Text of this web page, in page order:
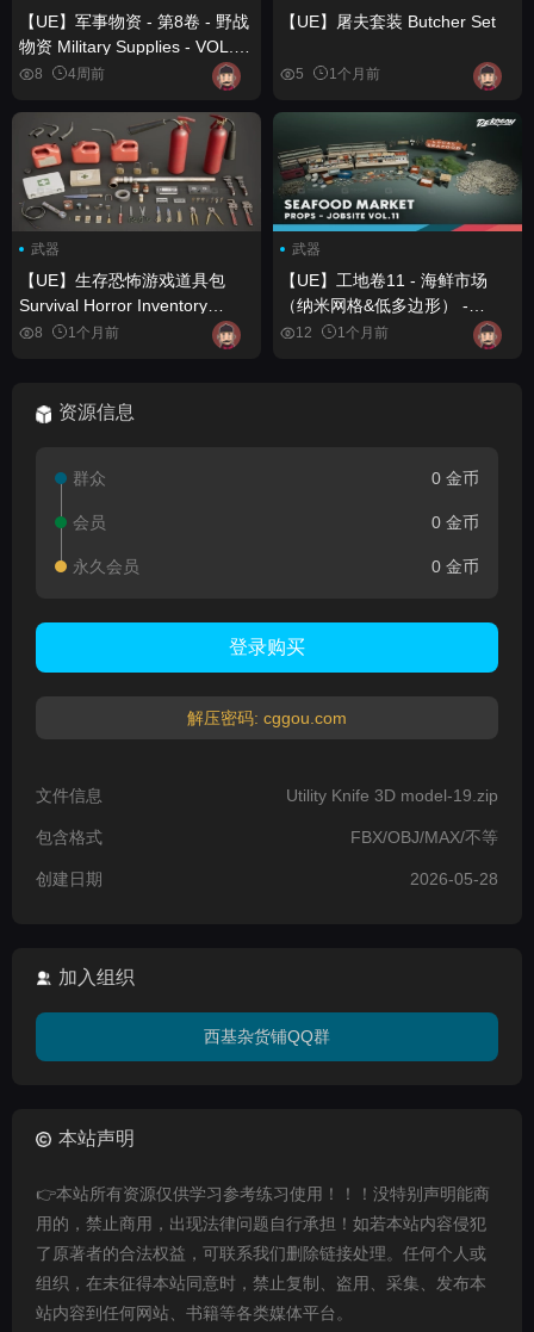
【UE】军事物资 - 第8卷 - 野战
物资 Military Supplies - VOL.8 -
Field Supplies
8 4周前
【UE】屠夫套装 Butcher Set
5 1个月前
武器
【UE】生存恐怖游戏道具包
Survival Horror Inventory
Props Pack
8 1个月前
武器
【UE】工地卷11 - 海鲜市场
（纳米网格&低多边形） -
Jobsite VOL.11
12 1个月前
资源信息
群众 0 金币
会员 0 金币
永久会员 0 金币
登录购买
解压密码: cggou.com
文件信息 Utility Knife 3D model-19.zip
包含格式 FBX/OBJ/MAX/不等
创建日期 2026-05-28
加入组织
西基杂货铺QQ群
本站声明
👉本站所有资源仅供学习参考练习使用！！！没特别声明能商
用的，禁止商用，出现法律问题自行承担！如若本站内容侵犯
了原著者的合法权益，可联系我们删除链接处理。任何个人或
组织，在未征得本站同意时，禁止复制、盗用、采集、发布本
站内容到任何网站、书籍等各类媒体平台。